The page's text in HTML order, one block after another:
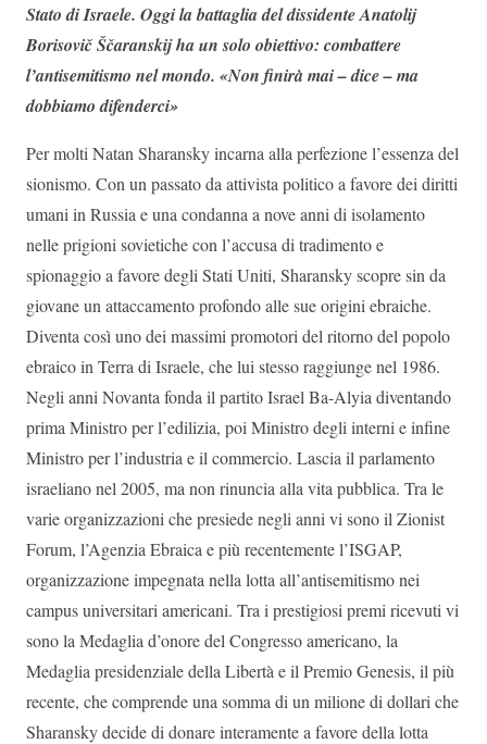
Stato di Israele. Oggi la battaglia del dissidente Anatolij
Borisovič Ščaranskij ha un solo obiettivo: combattere
l’antisemitismo nel mondo. «Non finirà mai – dice – ma
dobbiamo difenderci»
Per molti Natan Sharansky incarna alla perfezione l’essenza del
sionismo. Con un passato da attivista politico a favore dei diritti
umani in Russia e una condanna a nove anni di isolamento
nelle prigioni sovietiche con l’accusa di tradimento e
spionaggio a favore degli Stati Uniti, Sharansky scopre sin da
giovane un attaccamento profondo alle sue origini ebraiche.
Diventa così uno dei massimi promotori del ritorno del popolo
ebraico in Terra di Israele, che lui stesso raggiunge nel 1986.
Negli anni Novanta fonda il partito Israel Ba-Alyia diventando
prima Ministro per l’edilizia, poi Ministro degli interni e infine
Ministro per l’industria e il commercio. Lascia il parlamento
israeliano nel 2005, ma non rinuncia alla vita pubblica. Tra le
varie organizzazioni che presiede negli anni vi sono il Zionist
Forum, l’Agenzia Ebraica e più recentemente l’ISGAP,
organizzazione impegnata nella lotta all’antisemitismo nei
campus universitari americani. Tra i prestigiosi premi ricevuti vi
sono la Medaglia d’onore del Congresso americano, la
Medaglia presidenziale della Libertà e il Premio Genesis, il più
recente, che comprende una somma di un milione di dollari che
Sharansky decide di donare interamente a favore della lotta